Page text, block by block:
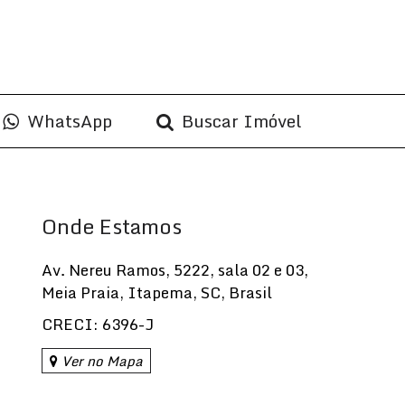
WhatsApp Buscar Imóvel
Onde Estamos
Av. Nereu Ramos, 5222, sala 02 e 03,
Meia Praia, Itapema, SC, Brasil
CRECI: 6396-J
Ver no Mapa